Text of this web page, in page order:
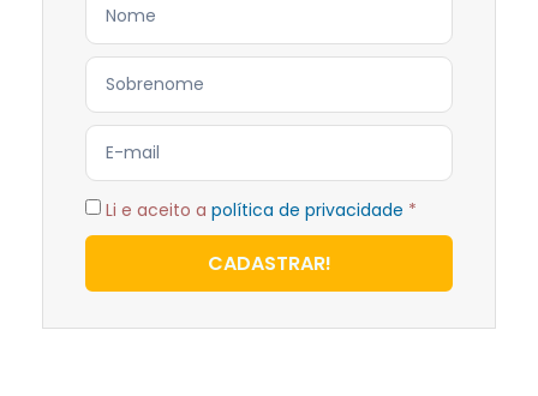
Li e aceito a política de privacidade *
CADASTRAR!